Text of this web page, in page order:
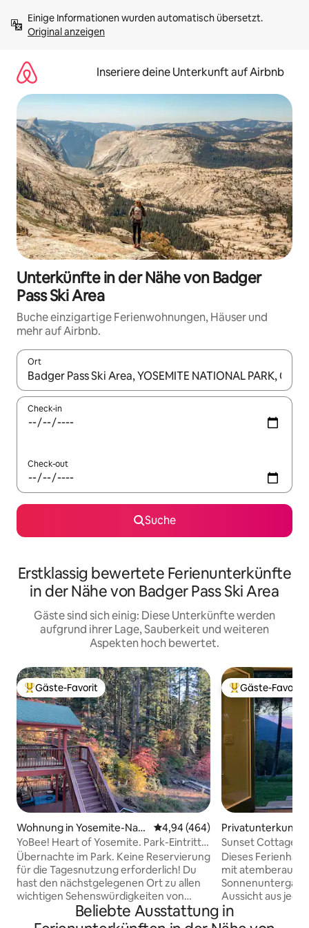
Inhalten
springenOriginal anzeigen
Inseriere deine Unterkunft auf Airbnb
Unterkünfte in der Nähe von Badger
Pass Ski Area
Buche einzigartige Ferienwohnungen, Häuser und
mehr auf Airbnb.
Ort
Wenn Ergebnisse verfügbar sind, navigiere mit den
Check-in
Check-out
Suche
Erstklassig bewertete Ferienunterkünfte
in der Nähe von Badger Pass Ski Area
Gäste sind sich einig: Diese Unterkünfte werden
aufgrund ihrer Lage, Sauberkeit und weiteren
Aspekten hoch bewertet.
Beliebter Gäste-Favorit.
Gäste-Favorit
Wohnung in Yosemite-Nati
onalpark
Durchschnittliche Bewertung:
4,94 (464)
YoBee! Heart of Yosemite. Park-Eintritt +
Frühstück ~ U3
Übernachte im Park. Keine Reservierung
für die Tagesnutzung erforderlich! Du
hast den nächstgelegenen Ort zu allen
wichtigen Sehenswürdigkeiten von
Yosemite gefunden! Überspringe die
längere Fahrt, den langsamen Verkehr
Beliebter Gäste-
Gäste-Favorit
Privatunterkunft
t
Sunset Cottage
Yosemite
Dieses
mit
Aussicht aus
Privatsphäre auf
großen
Beliebte Ausstattung in